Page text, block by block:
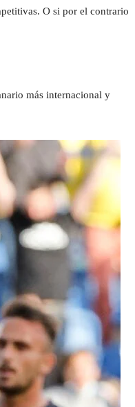
O si por el contrario
más internacional y